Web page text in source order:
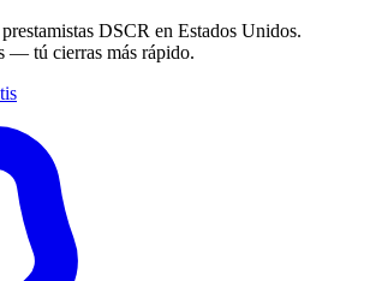
DSCR en Estados Unidos.
— tú cierras más rápido.